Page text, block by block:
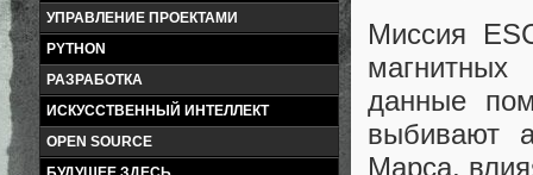
УПРАВЛЕНИЕ ПРОЕКТАМИ
PYTHON
РАЗРАБОТКА
ИСКУССТВЕННЫЙ ИНТЕЛЛЕКТ
OPEN SOURCE
Миссия
данные
выбивают
Марса,